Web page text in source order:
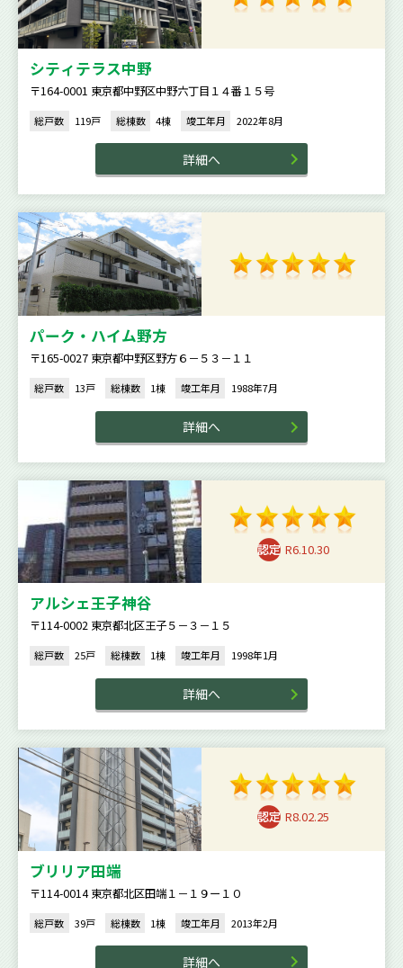
シティテラス中野
〒164-0001 東京都中野区中野六丁目１４番１５号
総戸数 119戸 総棟数 4棟 竣工年月 2022年8月
詳細へ
パーク・ハイム野方
〒165-0027 東京都中野区野方６－５３－１１
総戸数 13戸 総棟数 1棟 竣工年月 1988年7月
詳細へ
R6.10.30
アルシェ王子神谷
〒114-0002 東京都北区王子５－３－１５
総戸数 25戸 総棟数 1棟 竣工年月 1998年1月
詳細へ
R8.02.25
ブリリア田端
〒114-0014 東京都北区田端１－１９ー１０
総戸数 39戸 総棟数 1棟 竣工年月 2013年2月
詳細へ